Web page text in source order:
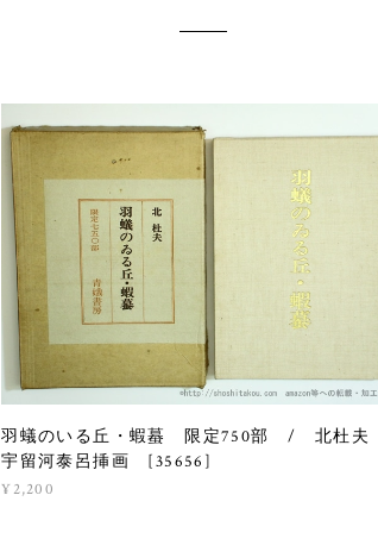
羽蟻のいる丘・蝦蟇 限定750部 / 北杜夫
宇留河泰呂挿画 [35656]
¥2,200